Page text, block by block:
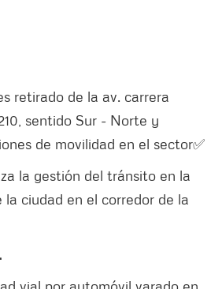
retirado de la av. carrera
sentido Sur - Norte y
de movilidad en el sector✅
la gestión del tránsito en la
ciudad en el corredor de la